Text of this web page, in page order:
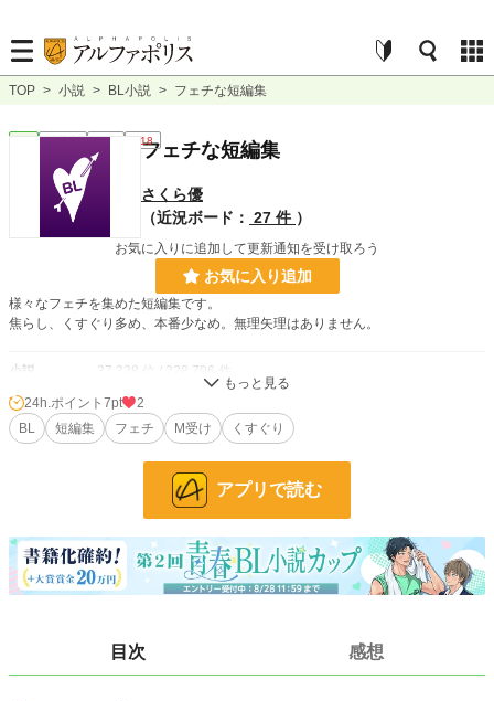
TOP > 小説 > BL小説 > フェチな短編集
連載中 短編 R18
フェチな短編集
さくら優
（近況ボード： 27 件 ）
お気に入りに追加して更新通知を受け取ろう
お気に入り追加
様々なフェチを集めた短編集です。
焦らし、くすぐり多め、本番少なめ。無理矢理はありません。
小説 37,328 位 / 228,796 件
BL 9,925 位 / 31,418 件
お気に入り
更新日時 2026.05.05 23:30
203 pt (24,718 位)
月間ポイント 1,134 pt (22,463 位)
24h.ポイント 7pt
2
BL
短編集 フェチ M受け くすぐり
アプリで読む
目次 感想